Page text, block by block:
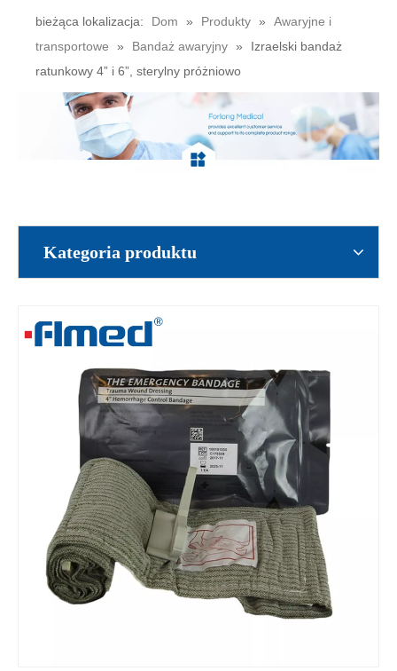
bieżąca lokalizacja: Dom » Produkty »
Awaryjne i
transportowe
» Bandaż awaryjny »
Izraelski bandaż
ratunkowy 4” i 6”, sterylny próżniowo
Kategoria produktu